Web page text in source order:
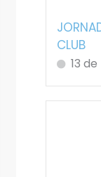
CLUB
13